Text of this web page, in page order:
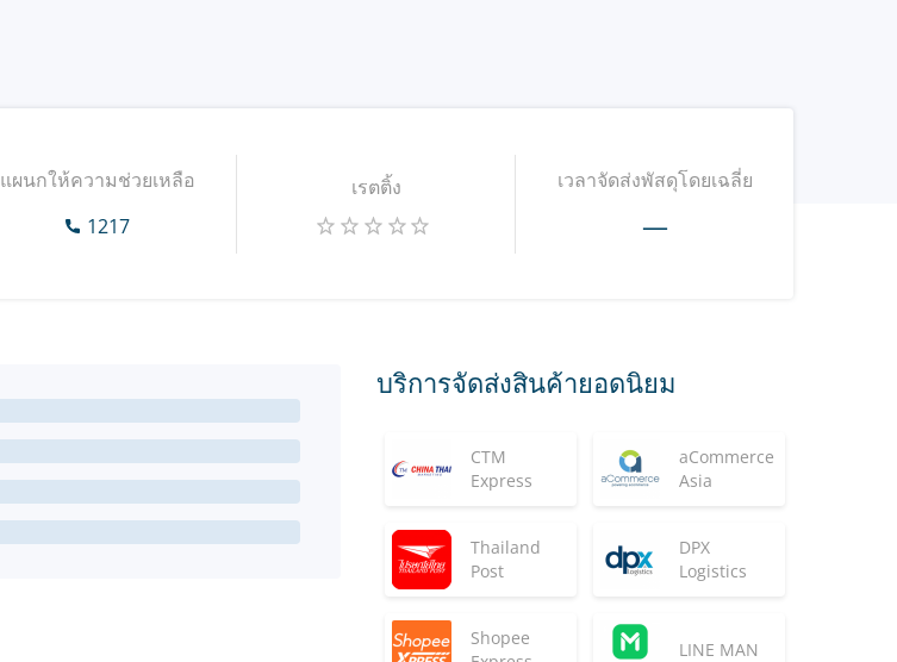
แผนกให้ความช่วยเหลือ
1217
เรตติ้ง เวลาจัดส่งพัสดุโดยเฉลี่ย
—
บริการจัดส่งสินค้ายอดนิยม
CTM
Express
aCommerce
Asia
Thailand
Post
DPX
Logistics
Shopee
LINE MAN